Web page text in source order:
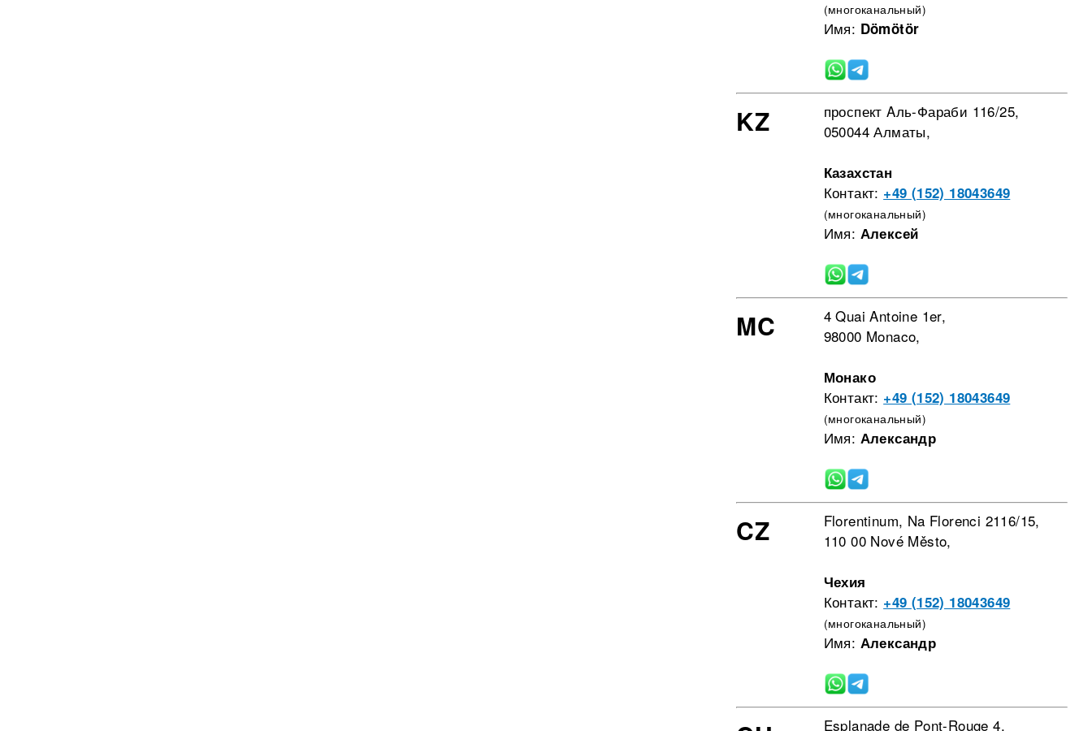
(многоканальный)
Имя: Dömötör
KZ
проспект Aль-Фараби 116/25,
050044 Алматы,
Казахстан
Контакт: +49 (152) 18043649
(многоканальный)
Имя: Алексей
MC
4 Quai Antoine 1er,
98000 Monaco,
Монако
Контакт: +49 (152) 18043649
(многоканальный)
Имя: Александр
CZ
Florentinum, Na Florenci 2116/15,
110 00 Nové Město,
Чехия
Контакт: +49 (152) 18043649
(многоканальный)
Имя: Александр
Esplanade de Pont-Rouge 4,